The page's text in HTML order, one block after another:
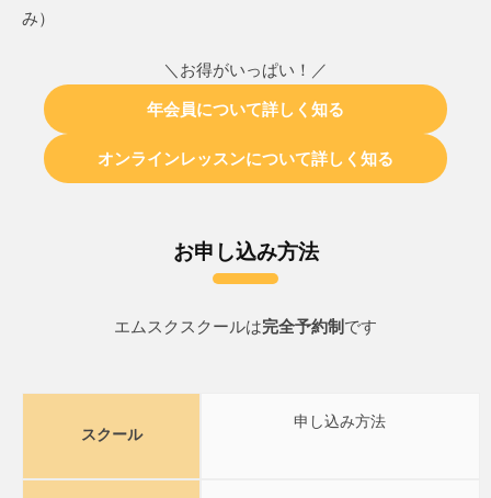
み）
＼お得がいっぱい！／
年会員について詳しく知る
オンラインレッスンについて詳しく知る
お申し込み方法
エムスクスクールは完全予約制 です
スクール
申し込み方法